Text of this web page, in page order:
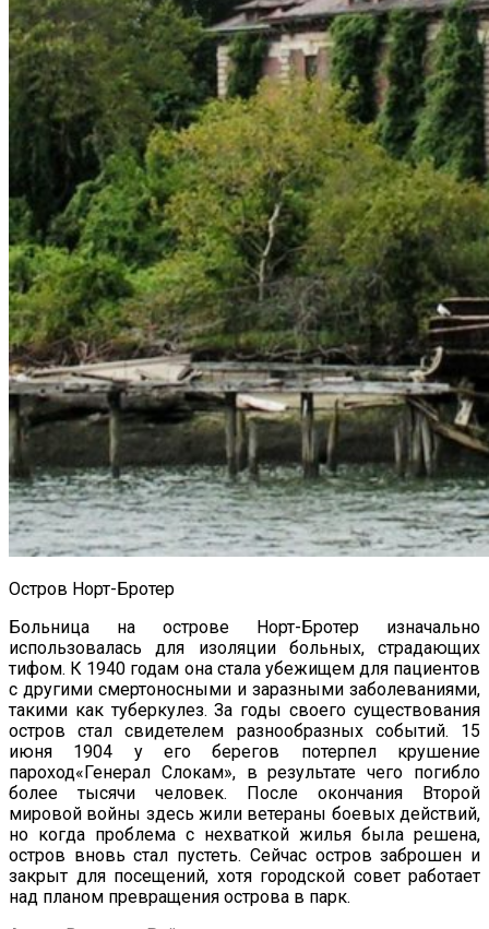
Остров Норт-Бротер
Больница на острове Норт-Бротер изначально
использовалась для изоляции больных, страдающих
тифом. К 1940 годам она стала убежищем для пациентов
с другими смертоносными и заразными заболеваниями,
такими как туберкулез. За годы своего существования
остров стал свидетелем разнообразных событий. 15
июня 1904 у его берегов потерпел крушение
пароход«Генерал Слокам», в результате чего погибло
более тысячи человек. После окончания Второй
мировой войны здесь жили ветераны боевых действий,
но когда проблема с нехваткой жилья была решена,
остров вновь стал пустеть. Сейчас остров заброшен и
закрыт для посещений, хотя городской совет работает
над планом превращения острова в парк.